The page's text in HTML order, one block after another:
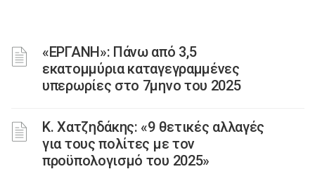
«ΕΡΓΑΝΗ»: Πάνω από 3,5
εκατομμύρια καταγεγραμμένες
υπερωρίες στο 7μηνο του 2025
Κ. Χατζηδάκης: «9 θετικές αλλαγές
για τους πολίτες με τον
προϋπολογισμό του 2025»